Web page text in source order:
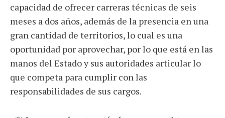
capacidad de ofrecer carreras técnicas de seis
meses a dos años, además de la presencia en una
gran cantidad de territorios, lo cual es una
oportunidad por aprovechar, por lo que está en las
manos del Estado y sus autoridades articular lo
que competa para cumplir con las
responsabilidades de sus cargos.